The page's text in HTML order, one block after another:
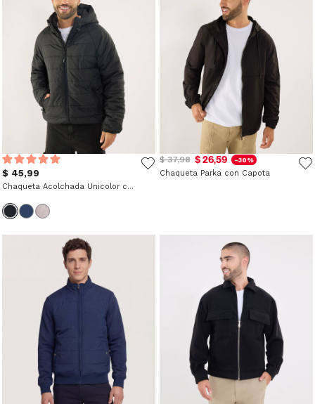
$ 45,99
Chaqueta Acolchada Unicolor con Capota
$ 37,98 $ 26,59 -30%
Chaqueta Parka con Capota